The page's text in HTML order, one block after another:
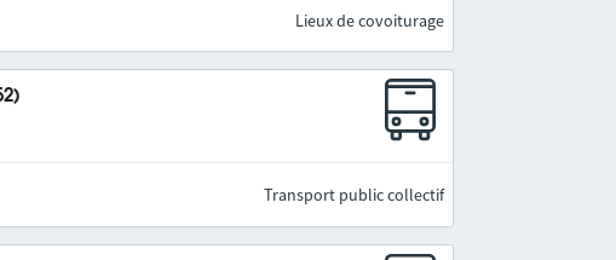
Lieux de covoiturage
Transport public collectif